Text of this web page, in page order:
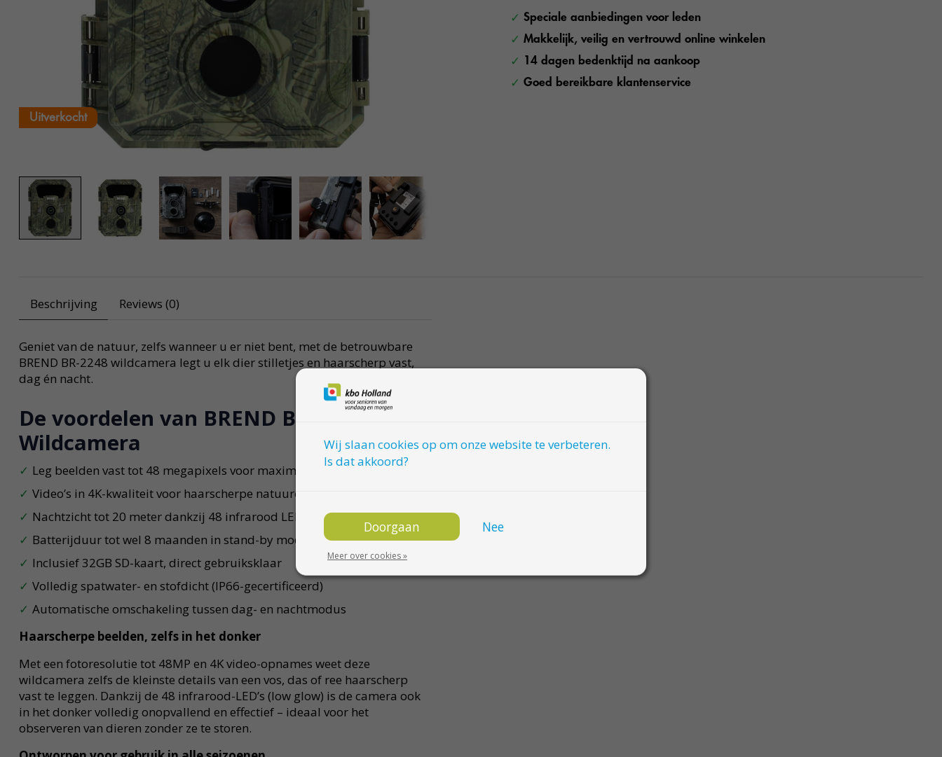
Uitverkocht
Speciale aanbiedingen voor leden
Makkelijk, veilig en vertrouwd online winkelen
14 dagen bedenktijd na aankoop
Goed bereikbare klantenservice
Beschrijving Reviews (0)
Geniet van de natuur, zelfs wanneer u er niet bent, met de betrouwbare
BREND BR-2248 wildcamera legt u elk dier stilletjes en haarscherp vast,
dag én nacht.
De voordelen van BREND BR-2248
Wildcamera
Leg beelden vast tot 48 megapixels voor maximale details
Video’s in 4K-kwaliteit voor haarscherpe natuuropnames
Nachtzicht tot 20 meter dankzij 48 infrarood LED’s
Batterijduur tot wel 8 maanden in stand-by modus
Inclusief 32GB SD-kaart, direct gebruiksklaar
Volledig spatwater- en stofdicht (IP66-gecertificeerd)
Automatische omschakeling tussen dag- en nachtmodus
Haarscherpe beelden, zelfs in het donker
Met een fotoresolutie tot 48MP en 4K video-opnames weet deze
wildcamera zelfs de kleinste details van een vos, das of ree haarscherp
vast te leggen. Dankzij de 48 infrarood-LED’s (low glow) is de camera ook
in het donker volledig onopvallend en effectief – ideaal voor het
observeren van dieren zonder ze te storen.
Wij slaan cookies op om onze website te verbeteren.
Is dat akkoord?
Doorgaan Nee
Meer over cookies »